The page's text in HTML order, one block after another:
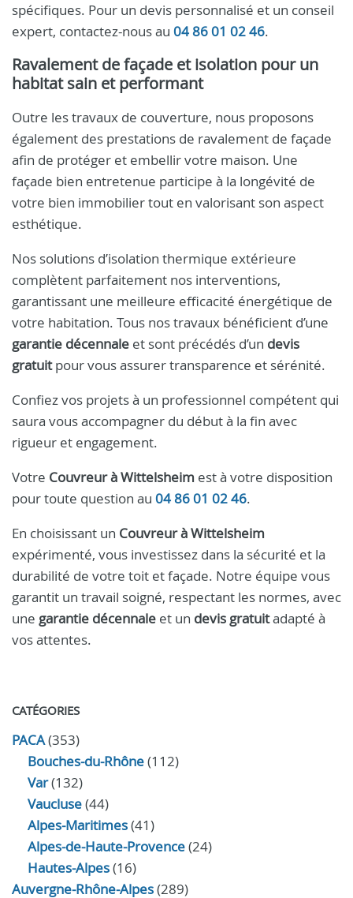
spécifiques. Pour un devis personnalisé et un conseil
expert, contactez-nous au 04 86 01 02 46.
Ravalement de façade et isolation pour un
habitat sain et performant
Outre les travaux de couverture, nous proposons
également des prestations de ravalement de façade
afin de protéger et embellir votre maison. Une
façade bien entretenue participe à la longévité de
votre bien immobilier tout en valorisant son aspect
esthétique.
Nos solutions d’isolation thermique extérieure
complètent parfaitement nos interventions,
garantissant une meilleure efficacité énergétique de
votre habitation. Tous nos travaux bénéficient d’une
garantie décennale et sont précédés d’un devis
gratuitpour vous assurer transparence et sérénité.
Confiez vos projets à un professionnel compétent qui
saura vous accompagner du début à la fin avec
rigueur et engagement.
Votre Couvreur à Wittelsheim est à votre disposition
pour toute question au 04 86 01 02 46.
En choisissant un Couvreur à Wittelsheim
expérimenté, vous investissez dans la sécurité et la
durabilité de votre toit et façade. Notre équipe vous
garantit un travail soigné, respectant les normes, avec
une garantie décennale et un devis gratuitadapté à
vos attentes.
CATÉGORIES
PACA(353)
Bouches-du-Rhône(112)
Var(132)
Vaucluse(44)
Alpes-Maritimes(41)
Alpes-de-Haute-Provence(24)
Hautes-Alpes(16)
Auvergne-Rhône-Alpes(289)